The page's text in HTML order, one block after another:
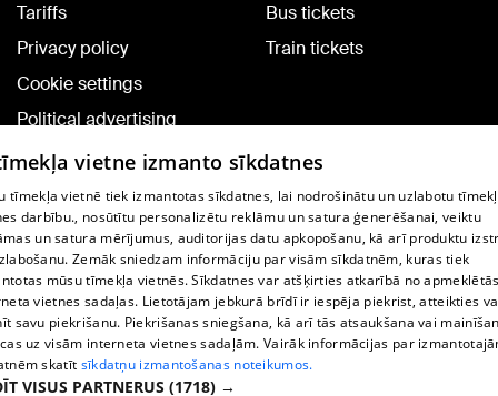
Tariffs
Privacy policy
Cookie settings
Political advertising
Cookie policy
Commenting terms
Bus tickets
Train tickets
TV program
Contract rules
360 Ziņu kontakti
Helio Media
vietne izmanto sīkdatnes
tīmekļa vietnē tiek izmantotas sīkdatnes, lai nodrošinātu un uzlabotu
darbību., nosūtītu personalizētu reklāmu un satura ģenerēšanai, veiktu
un satura mērījumus, auditorijas datu apkopošanu, kā arī produktu
Zemāk sniedzam informāciju par visām sīkdatnēm, kuras tiek
mūsu tīmekļa vietnēs. Sīkdatnes var atšķirties atkarībā no
vietnes sadaļas. Lietotājam jebkurā brīdī ir iespēja piekrist, atteikties
savu piekrišanu. Piekrišanas sniegšana, kā arī tās atsaukšana vai
uz visām interneta vietnes sadaļām. Vairāk informācijas par
skatīt sīkdatņu izmantošanas noteikumos.
VISUS PARTNERUS (1718) →